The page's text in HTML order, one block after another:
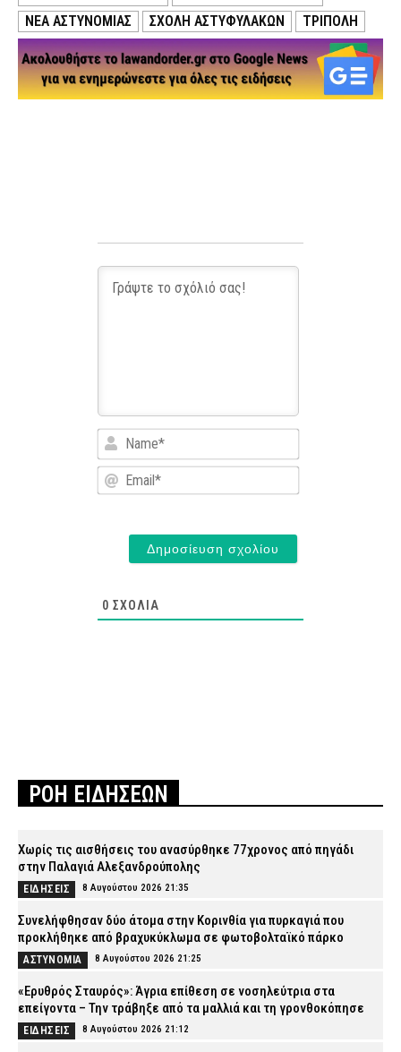
ΝΕΑ ΑΣΤΥΝΟΜΙΑΣ
ΣΧΟΛΉ ΑΣΤΥΦΥΛΆΚΩΝ ΤΡΙΠΟΛΗ
Name*
Email*
0 ΣΧΌΛΙΑ
ΡΟΗ ΕΙΔΗΣΕΩΝ
Χωρίς τις αισθήσεις του ανασύρθηκε 77χρονος από πηγάδι
στην Παλαγιά Αλεξανδρούπολης
ΕΙΔΗΣΕΙΣ 8 Αυγούστου 2026 21:35
Συνελήφθησαν δύο άτομα στην Κορινθία για πυρκαγιά που
προκλήθηκε από βραχυκύκλωμα σε φωτοβολταϊκό πάρκο
ΑΣΤΥΝΟΜΙΑ 8 Αυγούστου 2026 21:25
«Ερυθρός Σταυρός»: Άγρια επίθεση σε νοσηλεύτρια στα
επείγοντα – Την τράβηξε από τα μαλλιά και τη γρονθοκόπησε
ΕΙΔΗΣΕΙΣ 8 Αυγούστου 2026 21:12